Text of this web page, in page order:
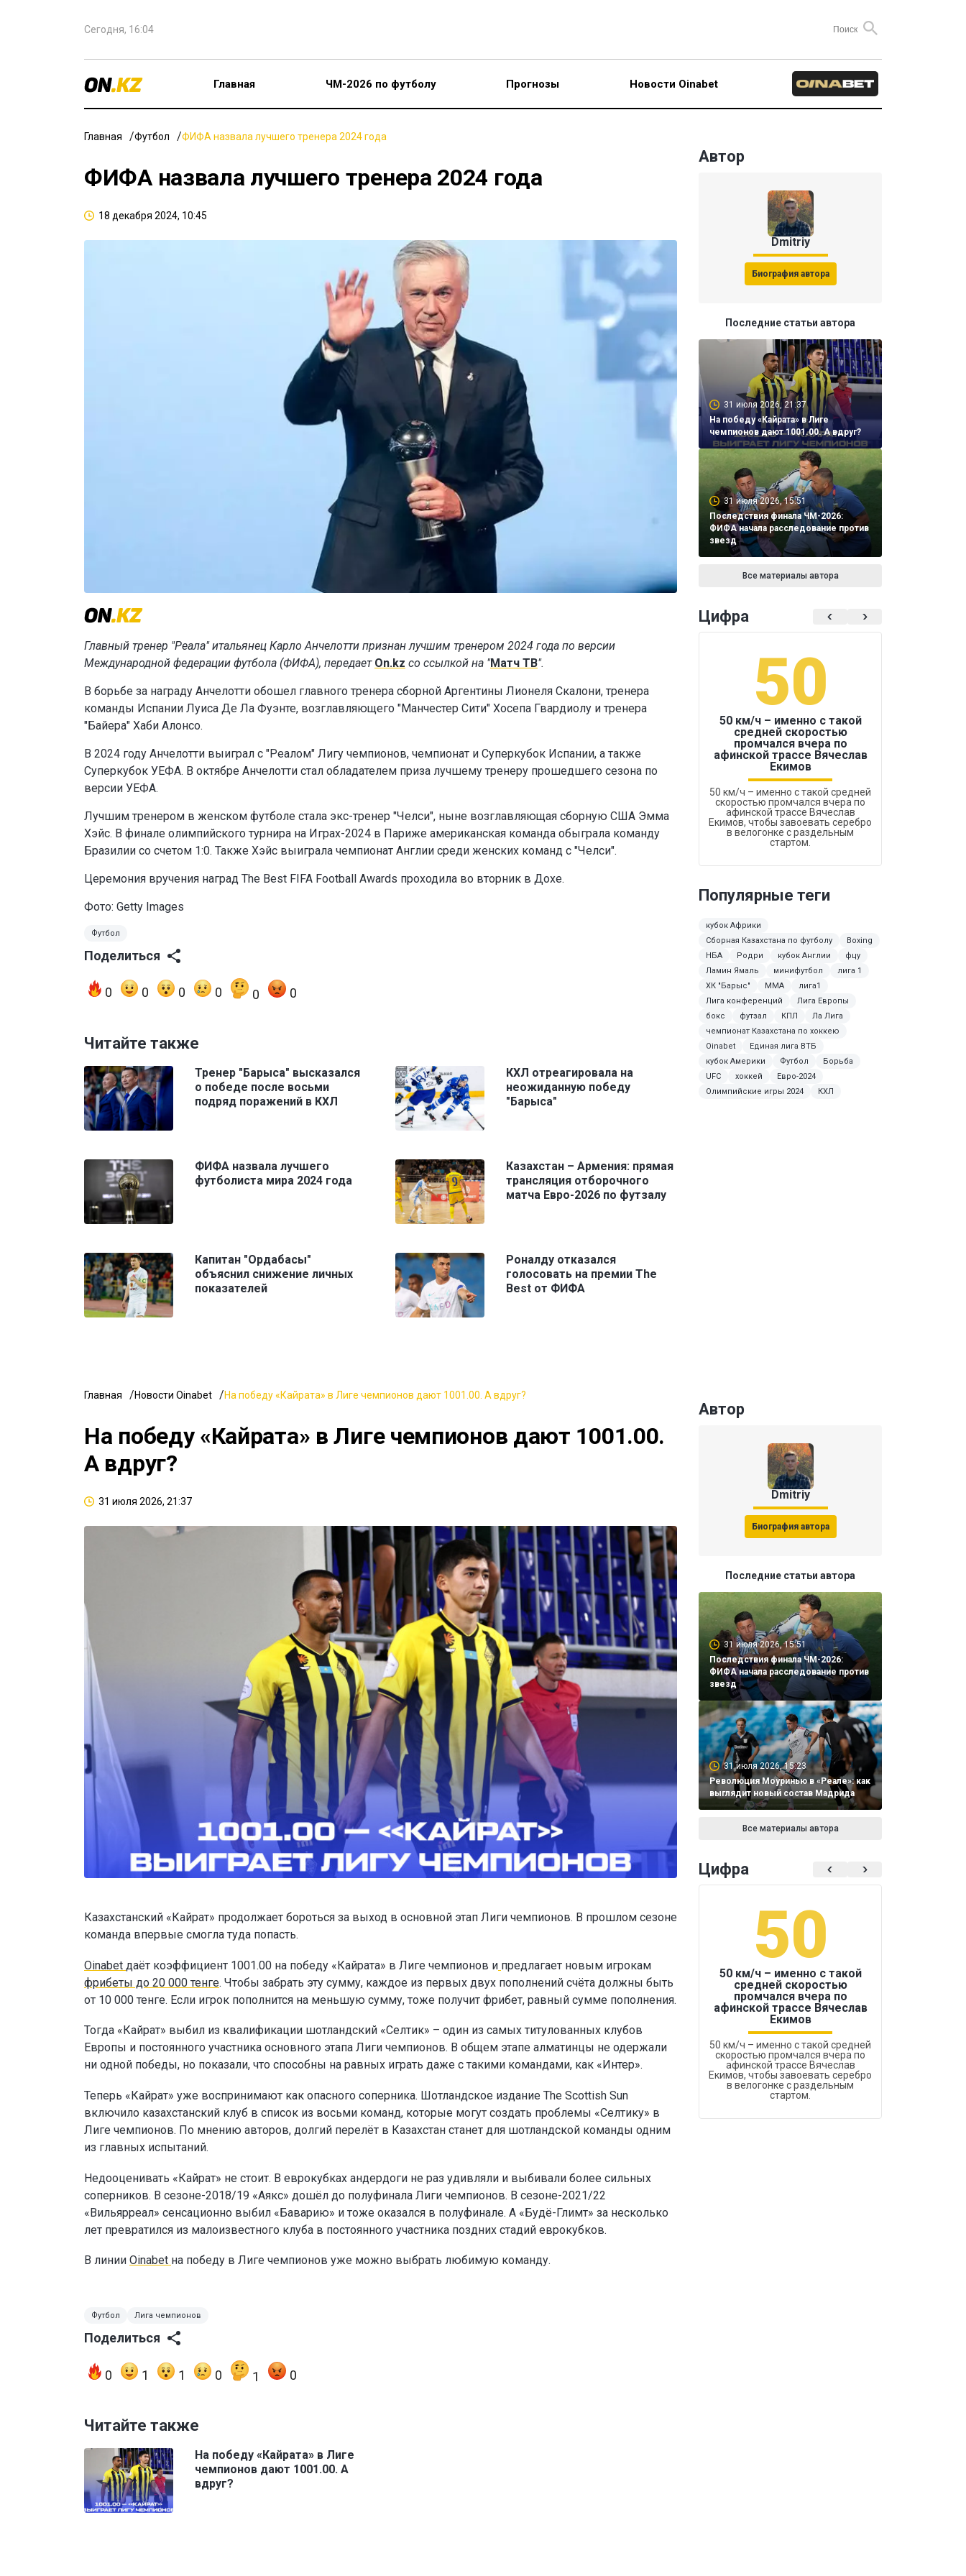
Сегодня, 16:04
Главная ЧМ-2026 по футболу Прогнозы Новости Oinabet
Главная Футбол ФИФА назвала лучшего тренера 2024 года
ФИФА назвала лучшего тренера 2024 года
18 декабря 2024, 10:45
Главный тренер "Реала" итальянец Карло Анчелотти признан лучшим тренером 2024 года по версии
Международной федерации футбола (ФИФА), передает On.kz со ссылкой на "Матч ТВ".
В борьбе за награду Анчелотти обошел главного тренера сборной Аргентины Лионеля Скалони, тренера
команды Испании Луиса Де Ла Фуэнте, возглавляющего "Манчестер Сити" Хосепа Гвардиолу и тренера
"Байера" Хаби Алонсо.
В 2024 году Анчелотти выиграл с "Реалом" Лигу чемпионов, чемпионат и Суперкубок Испании, а также
Суперкубок УЕФА. В октябре Анчелотти стал обладателем приза лучшему тренеру прошедшего сезона по
версии УЕФА.
Лучшим тренером в женском футболе стала экс-тренер "Челси", ныне возглавляющая сборную США Эмма
Хэйс. В финале олимпийского турнира на Играх-2024 в Париже американская команда обыграла команду
Бразилии со счетом 1:0. Также Хэйс выиграла чемпионат Англии среди женских команд с "Челси".
Церемония вручения наград The Best FIFA Football Awards проходила во вторник в Дохе.
Фото: Getty Images
Футбол
Поделиться
0 0 0 0 0 0
Читайте также
Тренер "Барыса" высказался
о победе после восьми
подряд поражений в КХЛ
КХЛ отреагировала на
неожиданную победу
"Барыса"
ФИФА назвала лучшего
футболиста мира 2024 года
Казахстан – Армения: прямая
трансляция отборочного
матча Евро-2026 по футзалу
Капитан "Ордабасы"
объяснил снижение личных
показателей
Роналду отказался
голосовать на премии The
Best от ФИФА
Автор
Dmitriy
Биография автора
Последние статьи автора
31 июля 2026, 21:37
На победу «Кайрата» в Лиге
чемпионов дают 1001.00. А вдруг?
31 июля 2026, 15:51
Последствия финала ЧМ-2026:
ФИФА начала расследование против
звезд
Все материалы автора
Цифра
50
50 км/ч – именно с такой
средней скоростью
промчался вчера по
афинской трассе Вячеслав
Екимов
50 км/ч – именно с такой средней
скоростью промчался вчера по
афинской трассе Вячеслав
Екимов, чтобы завоевать серебро
в велогонке с раздельным
стартом.
Популярные теги
кубок Африки
Сборная Казахстана по футболу
Boxing
НБА
Родри кубок Англии
фцу
Ламин Ямаль
минифутбол
лига 1
ХК "Барыс"
ММА
лига1
Лига конференций
Лига Европы
бокс
футзал КПЛ
Ла Лига
чемпионат Казахстана по хоккею
Oinabet
Единая лига ВТБ
кубок Америки
Футбол
Борьба
UFC
хоккей
Евро-2024
Олимпийские игры 2024
КХЛ
Главная Новости Oinabet На победу «Кайрата» в Лиге чемпионов дают 1001.00. А вдруг?
На победу «Кайрата» в Лиге чемпионов дают 1001.00.
А вдруг?
31 июля 2026, 21:37
Казахстанский «Кайрат» продолжает бороться за выход в основной этап Лиги чемпионов. В прошлом сезоне
команда впервые смогла туда попасть.
Oinabet даёт коэффициент 1001.00 на победу «Кайрата» в Лиге чемпионов и предлагает новым игрокам
фрибеты до 20 000 тенге. Чтобы забрать эту сумму, каждое из первых двух пополнений счёта должны быть
от 10 000 тенге. Если игрок пополнится на меньшую сумму, тоже получит фрибет, равный сумме пополнения.
Тогда «Кайрат» выбил из квалификации шотландский «Селтик» – один из самых титулованных клубов
Европы и постоянного участника основного этапа Лиги чемпионов. В общем этапе алматинцы не одержали
ни одной победы, но показали, что способны на равных играть даже с такими командами, как «Интер».
Теперь «Кайрат» уже воспринимают как опасного соперника. Шотландское издание The Scottish Sun
включило казахстанский клуб в список из восьми команд, которые могут создать проблемы «Селтику» в
Лиге чемпионов. По мнению авторов, долгий перелёт в Казахстан станет для шотландской команды одним
из главных испытаний.
Недооценивать «Кайрат» не стоит. В еврокубках андердоги не раз удивляли и выбивали более сильных
соперников. В сезоне-2018/19 «Аякс» дошёл до полуфинала Лиги чемпионов. В сезоне-2021/22
«Вильярреал» сенсационно выбил «Баварию» и тоже оказался в полуфинале. А «Будё-Глимт» за несколько
лет превратился из малоизвестного клуба в постоянного участника поздних стадий еврокубков.
В линии Oinabet на победу в Лиге чемпионов уже можно выбрать любимую команду.
Футбол Лига чемпионов
Поделиться
0 1 1 0 1 0
Читайте также
На победу «Кайрата» в Лиге
чемпионов дают 1001.00. А
вдруг?
Автор
Dmitriy
Биография автора
Последние статьи автора
31 июля 2026, 15:51
Последствия финала ЧМ-2026:
ФИФА начала расследование против
звезд
31 июля 2026, 15:23
Революция Моуринью в «Реале»: как
выглядит новый состав Мадрида
Все материалы автора
Цифра
50
50 км/ч – именно с такой
средней скоростью
промчался вчера по
афинской трассе Вячеслав
Екимов
50 км/ч – именно с такой средней
скоростью промчался вчера по
афинской трассе Вячеслав
Екимов, чтобы завоевать серебро
в велогонке с раздельным
стартом.